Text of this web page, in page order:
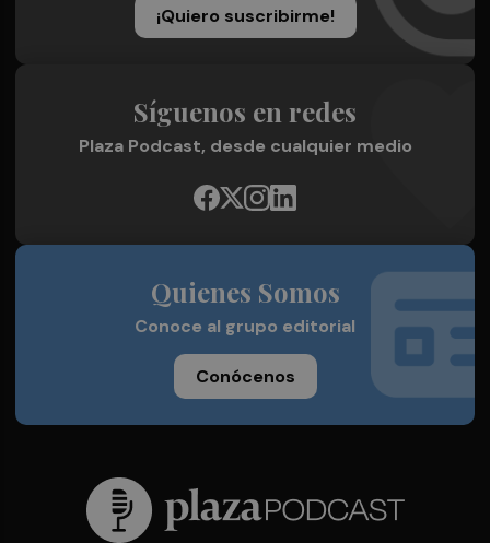
¡Quiero suscribirme!
Síguenos en redes
Plaza Podcast, desde cualquier medio
Quienes Somos
Conoce al grupo editorial
Conócenos